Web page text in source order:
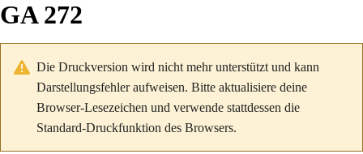
GA 272
Die Druckversion wird nicht mehr unterstützt und kann
Darstellungsfehler aufweisen. Bitte aktualisiere deine
Browser-Lesezeichen und verwende stattdessen die
Standard-Druckfunktion des Browsers.